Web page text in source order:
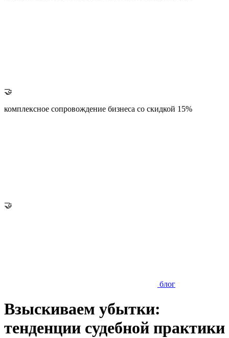
🤝
комплексное сопровождение бизнеса со скидкой 15%
🤝
блог
Взыскиваем убытки:
тенденции судебной практики